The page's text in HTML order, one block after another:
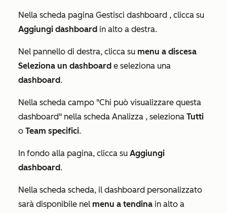
Nella scheda pagina Gestisci dashboard , clicca su
Aggiungi dashboard in alto a destra.
Nel pannello di destra, clicca su menu a discesa
Seleziona un dashboard e seleziona una
dashboard.
Nella scheda campo "Chi può visualizzare questa
dashboard" nella scheda Analizza , seleziona Tutti
o Team specifici.
In fondo alla pagina, clicca su Aggiungi
dashboard.
Nella scheda scheda, il dashboard personalizzato
sarà disponibile nel menu a tendina in alto a